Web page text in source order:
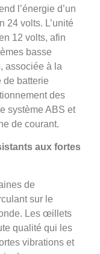
l’énergie d’un
24 volts. L’unité
12 volts, afin
basse
associée à la
de batterie
des
système ABS et
de courant.
aux fortes
de
sur le
Les œillets
qualité qui les
vibrations et